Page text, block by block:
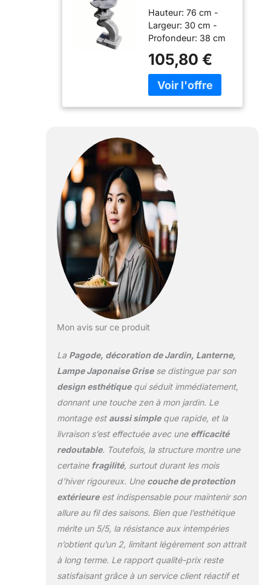
Lanterne,
Lampe
Japonaise
Grise, 1 Niveau
(10528)
Hauteur: 76 cm -
Largeur: 30 cm -
Profondeur: 38 cm
reconstitué - Poids:
26,5 kg
105,80 €
Mon avis sur ce produit
La Pagode, décoration de Jardin, Lanterne,
Lampe Japonaise Grisese distingue par son
design esthétiquequi séduit immédiatement,
donnant une touche zen à mon jardin. Le
montage est aussi simpleque rapide, et la
livraison s’est effectuée avec une efficacité
redoutable. Toutefois, la structure montre une
certaine fragilité, surtout durant les mois
d’hiver rigoureux. Une couche de protection
extérieureest indispensable pour maintenir son
allure au fil des saisons. Bien que l’esthétique
mérite un 5/5, la résistance aux intempéries
n’obtient qu’un 2, limitant légèrement son attrait
à long terme. Le rapport qualité-prix reste
satisfaisant grâce à un service client réactif et